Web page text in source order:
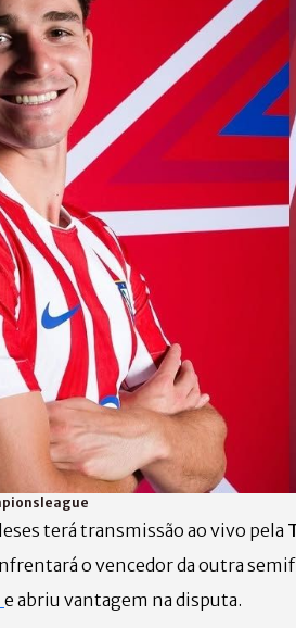
terá transmissão ao vivo pela
o vencedor da outra
e abriu vantagem na disputa.